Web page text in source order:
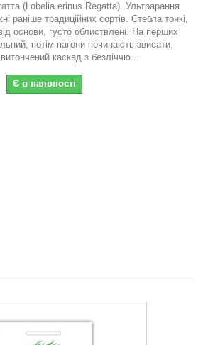
(Lobelia erinus Regatta). Ультрарання
раніше традиційних сортів. Стебла тонкі,
основи, густо облиствлені. На перших
потім пагони починають звисати,
каскад з безліччю...
Є в наявності